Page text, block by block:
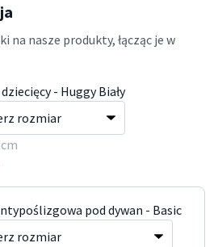
na nasze produkty, łącząc je w
- Huggy Biały
pod dywan - Basic